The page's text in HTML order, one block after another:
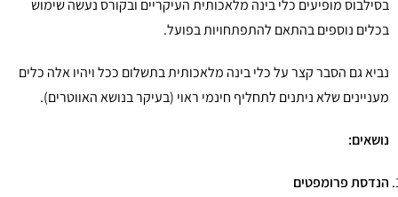
בסילבוס מופיעים כלי בינה מלאכותית העיקריים ובקורס נעשה שימוש
בכלים נוספים בהתאם להתפתחויות בפועל.
נביא גם הסבר קצר על כלי בינה מלאכותית בתשלום ככל ויהיו אלה כלים
מעניינים שלא ניתנים לתחליף חינמי ראוי (בעיקר בנושא האווטרים).
נושאים:
הנדסת פרומפטים